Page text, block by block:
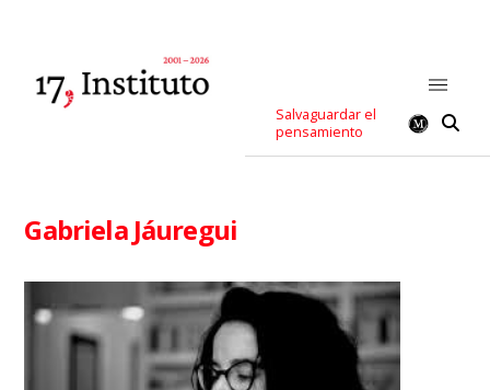
Salvaguardar el
pensamiento
Gabriela Jáuregui